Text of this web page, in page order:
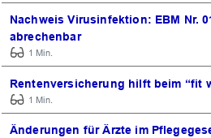
Nachweis Virusinfektion: EBM Nr.
abrechenbar
1 Min.
Rentenversicherung hilft beim “fit
1 Min.
Änderungen für Ärzte im